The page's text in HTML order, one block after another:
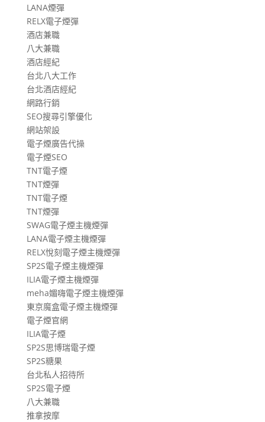
LANA煙彈
RELX電子煙彈
酒店兼職
八大兼職
酒店經紀
台北八大工作
台北酒店經紀
網路行銷
SEO搜尋引擎優化
網站架設
電子煙廣告代操
電子煙SEO
TNT電子煙
TNT煙彈
TNT電子煙
TNT煙彈
SWAG電子煙主機煙彈
LANA電子煙主機煙彈
RELX悅刻電子煙主機煙彈
SP2S電子煙主機煙彈
ILIA電子煙主機煙彈
meha媚嗨電子煙主機煙彈
東京魔盒電子煙主機煙彈
電子煙官網
ILIA電子煙
SP2S思博瑞電子煙
SP2S糖果
台北私人招待所
SP2S電子煙
八大兼職
推拿按摩